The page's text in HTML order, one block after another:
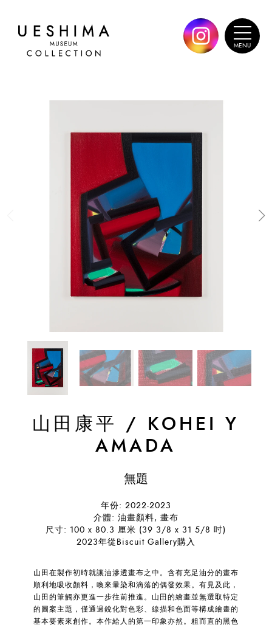
山田康平 /
KOHEI Y
AMADA
無題
年份: 2022-2023
介體: 油畫顏料, 畫布
尺寸: 100 x 80.3 厘米 (39 3/8 x 31 5/8 吋)
2023年從Biscuit Gallery購入
山田在製作初時就讓油滲透畫布之中。含有充足油分的畫布
順利地吸收顏料，喚來暈染和滴落的偶發效果。有見及此，
山田的筆觸亦更進一步往前推進。山田的繪畫並無選取特定
的圖案主題，僅通過銳化對色彩、線描和色面等構成繪畫的
基本要素來創作。本作給人的第一印象亦然。粗而直的黑色